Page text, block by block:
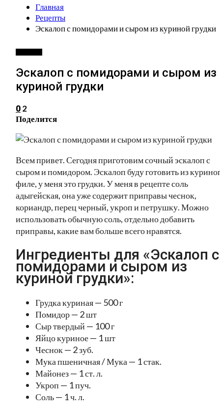
Главная
Рецепты
Эскалоп с помидорами и сыром из куриной грудки
Эскалоп с помидорами и сыром из
куриной грудки
0 2
Поделится
Всем привет. Сегодня приготовим сочный эскалоп с
сыром и помидором. Эскалоп буду готовить из
филе, у меня это грудки. У меня в рецепте соль
адыгейская, она уже содержит приправы чеснок,
кориандр, перец черный, укроп и петрушку. Можно
использовать обычную соль, отдельно добавить
приправы, какие вам больше всего нравятся.
Ингредиенты для «Эскалоп с
помидорами и сыром из
куриной грудки»:
Грудка куриная — 500 г
Помидор — 2 шт
Сыр твердый — 100 г
Яйцо куриное — 1 шт
Чеснок — 2 зуб.
Мука пшеничная / Мука — 1 стак.
Майонез — 1 ст. л.
Укроп — 1 пуч.
Соль — 1 ч. л.